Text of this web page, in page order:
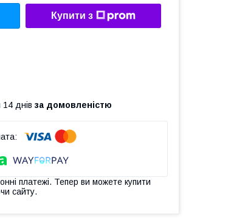
Купити з
днів за домовленістю
платежі. Тепер ви можете купити
сайту.